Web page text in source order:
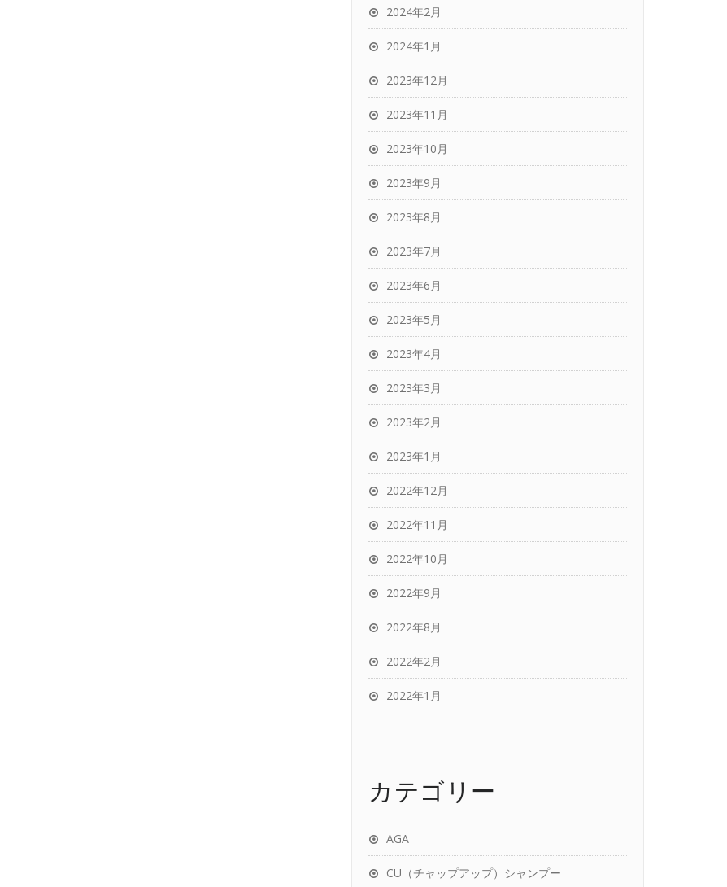
2024年2月
2024年1月
2023年12月
2023年11月
2023年10月
2023年9月
2023年8月
2023年7月
2023年6月
2023年5月
2023年4月
2023年3月
2023年2月
2023年1月
2022年12月
2022年11月
2022年10月
2022年9月
2022年8月
2022年2月
2022年1月
カテゴリー
AGA
CU（チャップアップ）シャンプー